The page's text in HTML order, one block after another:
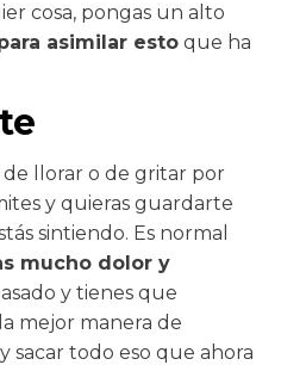
cosa, pongas un alto
asimilar esto que ha
de llorar o de gritar por
y quieras guardarte
sintiendo. Es normal
mucho dolor y
y tienes que
mejor manera de
sacar todo eso que ahora